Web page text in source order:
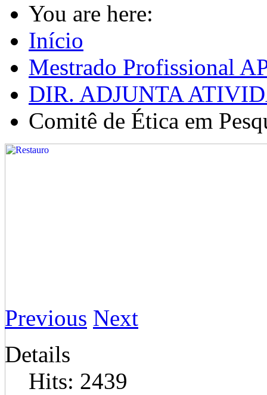
You are here:
Início
Mestrado Profissional
DIR. ADJUNTA
Comitê de Ética em
Previous Next
Details
Hits: 2439